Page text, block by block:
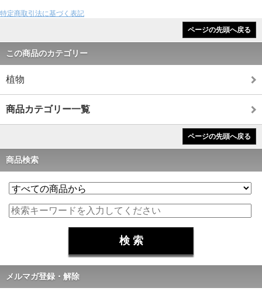
特定商取引法に基づく表記
ページの先頭へ戻る
この商品のカテゴリー
植物
商品カテゴリー一覧
ページの先頭へ戻る
商品検索
メルマガ登録・解除